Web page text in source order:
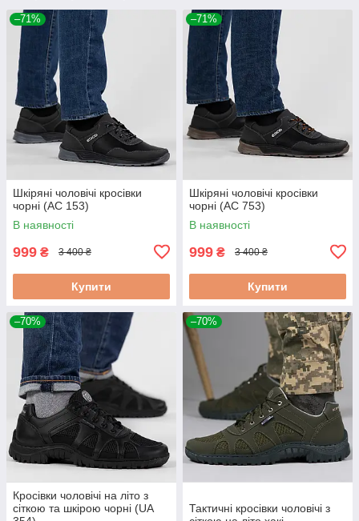
–71%
Шкіряні чоловічі кросівки
чорні (АС 153)
В наявності
999 ₴ 3 400 ₴
Купити
–71%
Шкіряні чоловічі кросівки
чорні (АС 753)
В наявності
999 ₴ 3 400 ₴
Купити
–70%
Кросівки чоловічі на літо з
сіткою та шкірою чорні (UA
–70%
Тактичні кросівки чоловічі з